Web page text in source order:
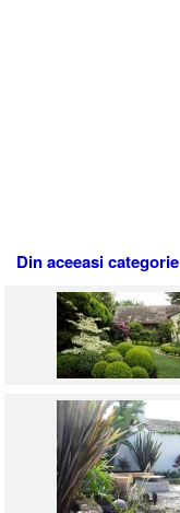
Din aceeasi categorie